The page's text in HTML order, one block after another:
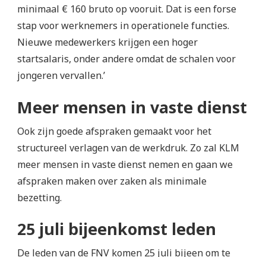
minimaal € 160 bruto op vooruit. Dat is een forse
stap voor werknemers in operationele functies.
Nieuwe medewerkers krijgen een hoger
startsalaris, onder andere omdat de schalen voor
jongeren vervallen.’
Meer mensen in vaste dienst
Ook zijn goede afspraken gemaakt voor het
structureel verlagen van de werkdruk. Zo zal KLM
meer mensen in vaste dienst nemen en gaan we
afspraken maken over zaken als minimale
bezetting.
25 juli bijeenkomst leden
De leden van de FNV komen 25 juli bijeen om te